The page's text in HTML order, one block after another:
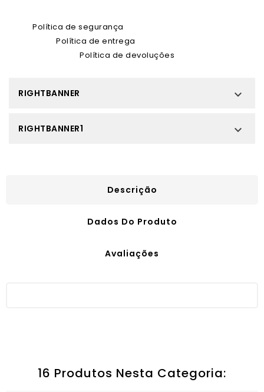
Política de segurança
Política de entrega
Política de devoluções
RIGHTBANNER 
RIGHTBANNER1 
Descrição
Dados Do Produto
Avaliações
16 Produtos Nesta Categoria: